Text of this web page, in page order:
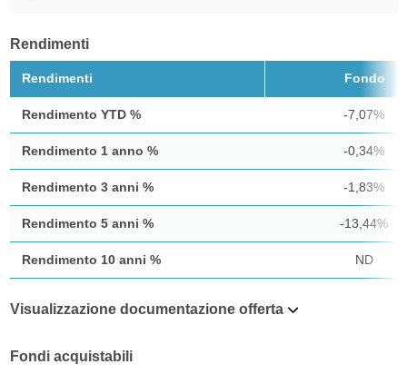
Rendimenti
Rendimenti Fondo
Rendimento YTD % -7,07%
Rendimento 1 anno % -0,34%
Rendimento 3 anni % -1,83%
Rendimento 5 anni % -13,44%
Rendimento 10 anni % ND
Visualizzazione documentazione offerta
Fondi acquistabili